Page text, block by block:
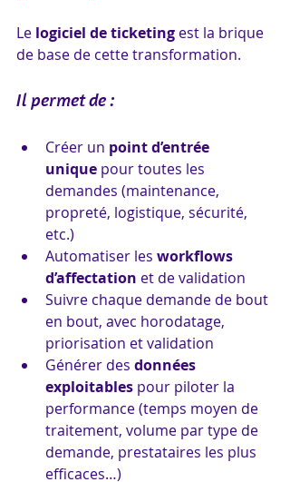
Le logiciel de ticketing est la brique
de base de cette transformation.
Il permet de :
Créer un point d’entrée
unique pour toutes les
demandes (maintenance,
propreté, logistique, sécurité,
etc.)
Automatiser les workflows
d’affectation et de validation
Suivre chaque demande de bout
en bout, avec horodatage,
priorisation et validation
Générer des données
exploitables pour piloter la
performance (temps moyen de
traitement, volume par type de
demande, prestataires les plus
efficaces…)